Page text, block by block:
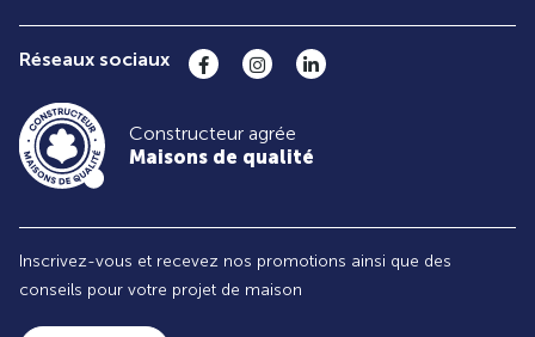
Réseaux sociaux
Constructeur agrée
Maisons de qualité
Inscrivez-vous et recevez nos promotions ainsi que des
conseils pour votre projet de maison